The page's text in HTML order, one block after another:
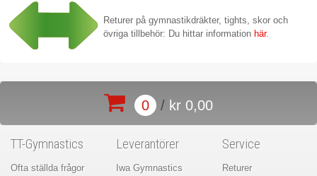
Returer på gymnastikdräkter, tights, skor och
övriga tillbehör: Du hittar information här.
0 / kr 0,00
TT-Gymnastics
Ofta ställda frågor
Leverantörer
Iwa Gymnastics
Service
Returer